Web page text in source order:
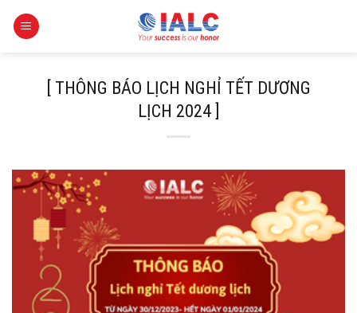
[ THÔNG BÁO LỊCH NGHỈ TẾT DƯƠNG
LỊCH 2024 ]